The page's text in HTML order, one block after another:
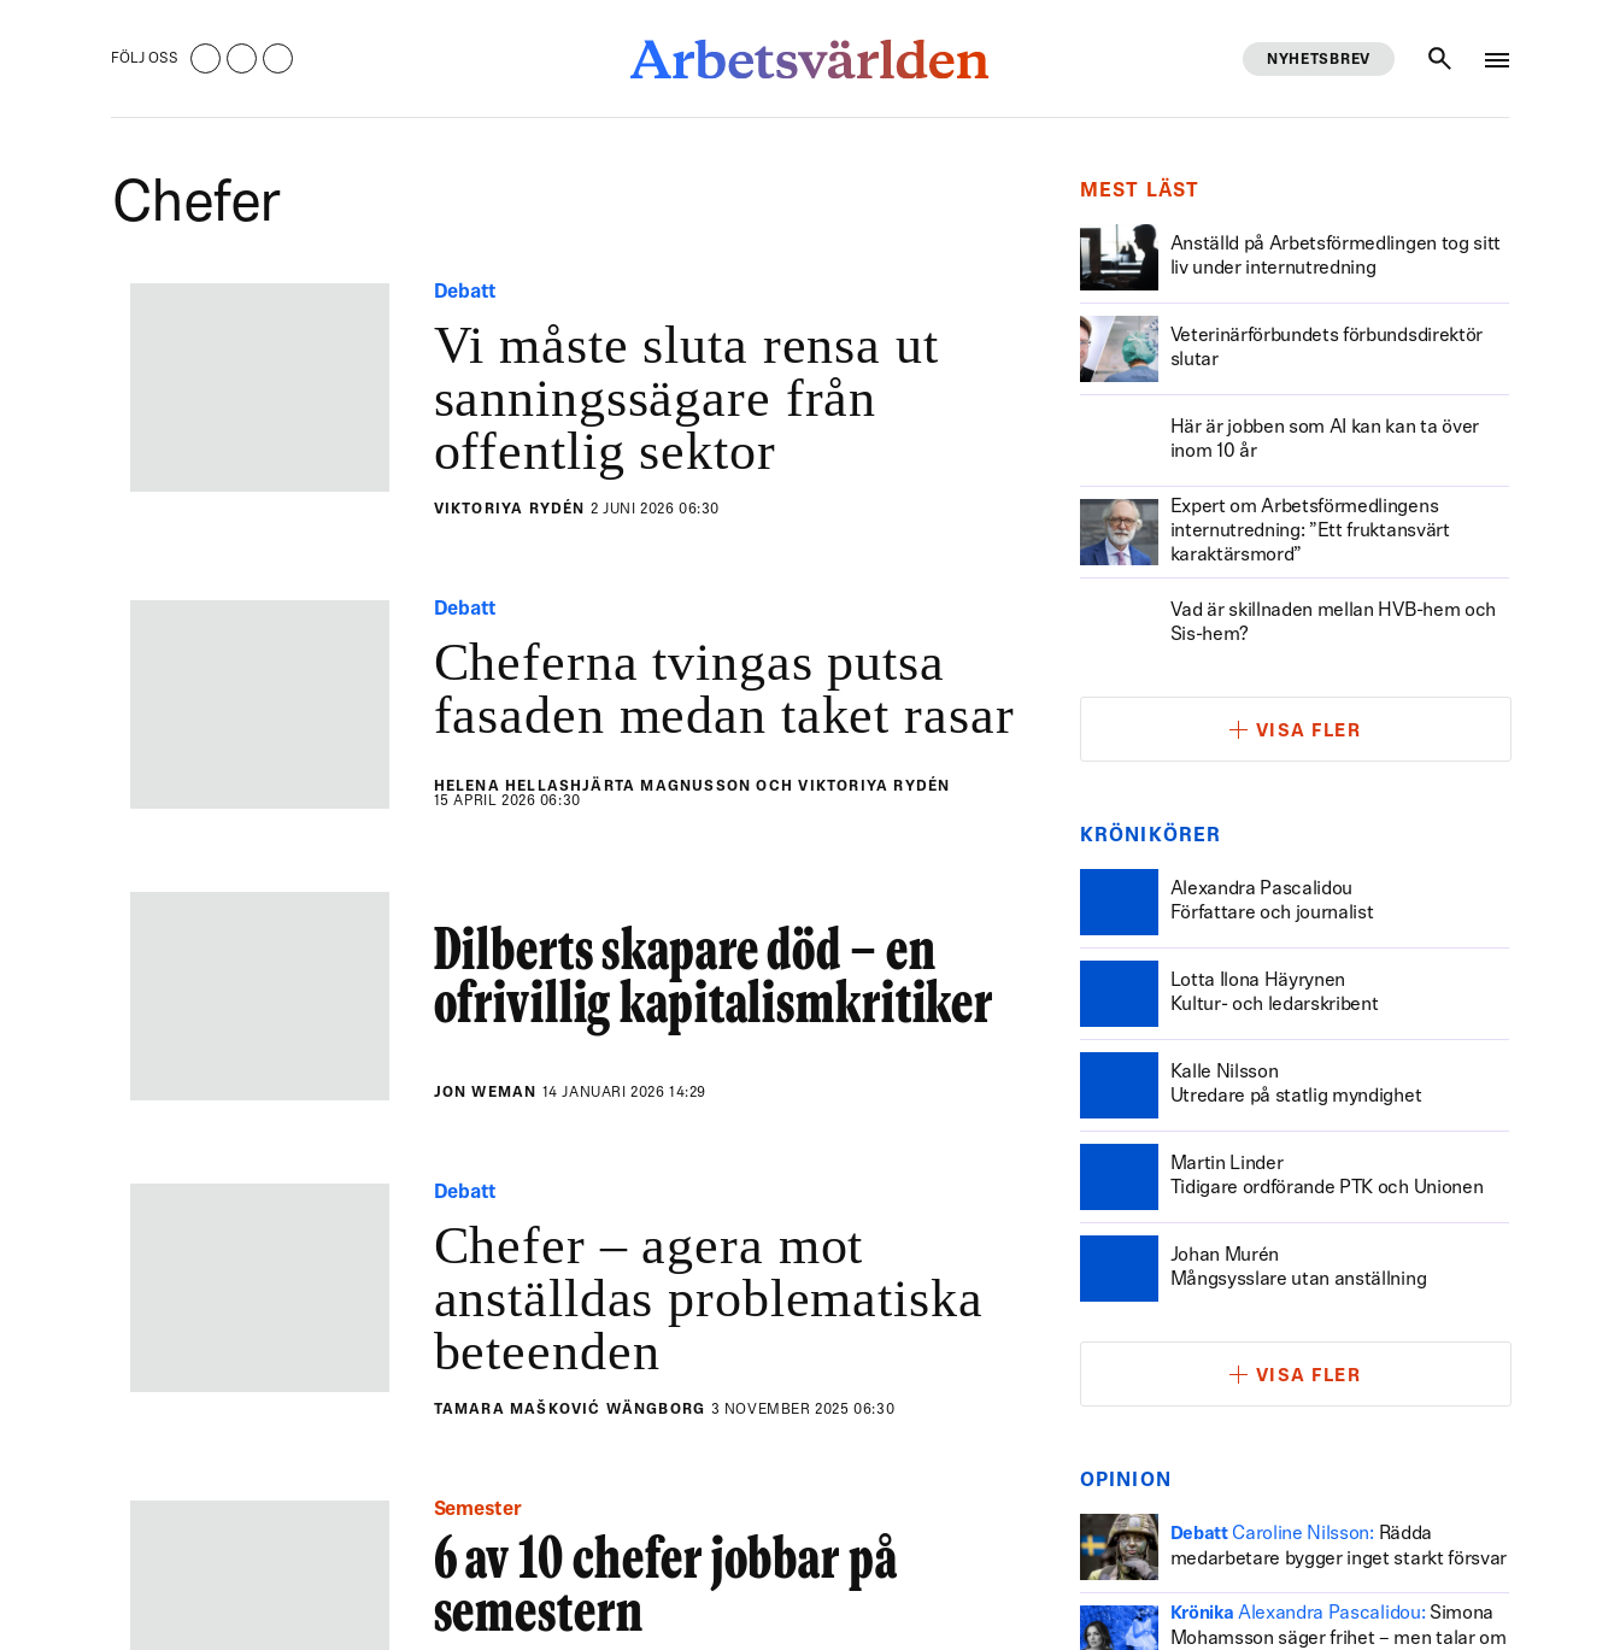
FÖLJ OSS NYHETSBREV
Chefer
Debatt
Vi måste sluta rensa ut
sanningssägare från
offentlig sektor
VIKTORIYA RYDÉN 2 JUNI 2026 06:30
Debatt
Cheferna tvingas putsa
fasaden medan taket rasar
HELENA HELLASHJÄRTA MAGNUSSON OCH VIKTORIYA RYDÉN
15 APRIL 2026 06:30
Dilberts skapare död – en
ofrivillig kapitalismkritiker
JON WEMAN 14 JANUARI 2026 14:29
Debatt
Chefer – agera mot
anställdas problematiska
beteenden
TAMARA MAŠKOVIĆ WÄNGBORG 3 NOVEMBER 2025 06:30
Semester
6 av 10 chefer jobbar på
semestern
MEST LÄST
Anställd på Arbetsförmedlingen tog sitt
liv under internutredning
Veterinärförbundets förbundsdirektör
slutar
Här är jobben som AI kan kan ta över
inom 10 år
Expert om Arbetsförmedlingens
internutredning: ”Ett fruktansvärt
karaktärsmord”
Vad är skillnaden mellan HVB-hem och
Sis-hem?
VISA FLER
KRÖNIKÖRER
Alexandra Pascalidou
Författare och journalist
Lotta Ilona Häyrynen
Kultur- och ledarskribent
Kalle Nilsson
Utredare på statlig myndighet
Martin Linder
Tidigare ordförande PTK och Unionen
Johan Murén
Mångsysslare utan anställning
VISA FLER
OPINION
Debatt Caroline Nilsson: Rädda
medarbetare bygger inget starkt försvar
Krönika Alexandra Pascalidou: Simona
Mohamsson säger frihet – men talar om